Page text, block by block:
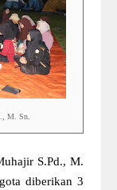
M. Sn.
S.Pd., M.
diberikan 3